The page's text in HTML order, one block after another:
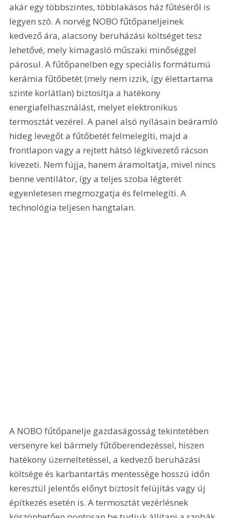
akár egy többszintes, többlakásos ház fűtéséről is
legyen szó. A norvég NOBO fűtőpaneljeinek
kedvező ára, alacsony beruházási költséget tesz
lehetővé, mely kimagasló műszaki minőséggel
párosul. A fűtőpanelben egy speciális formátumú
kerámia fűtőbetét (mely nem izzik, így élettartama
szinte korlátlan) biztosítja a hatékony
energiafelhasználást, melyet elektronikus
termosztát vezérel. A panel alsó nyílásain beáramló
hideg levegőt a fűtőbetét felmelegíti, majd a
frontlapon vagy a rejtett hátsó légkivezető rácson
kivezeti. Nem fújja, hanem áramoltatja, mivel nincs
benne ventilátor, így a teljes szoba légterét
egyenletesen megmozgatja és felmelegíti. A
technológia teljesen hangtalan.
A NOBO fűtőpanelje gazdaságosság tekintetében
versenyre kel bármely fűtőberendezéssel, hiszen
hatékony üzemeltetéssel, a kedvező beruházási
költsége és karbantartás mentessége hosszú időn
keresztül jelentős előnyt biztosít felújítás vagy új
építkezés esetén is. A termosztát vezérlésnek